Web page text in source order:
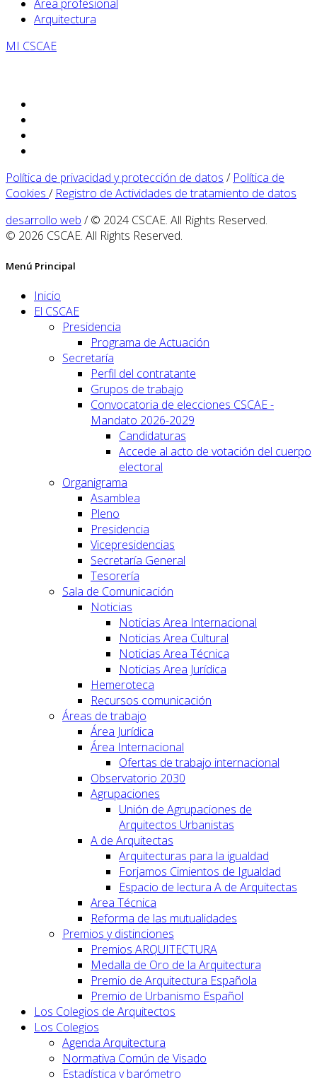
Área profesional
Arquitectura
MI CSCAE
Política de privacidad y protección de datos / Política de
Cookies / Registro de Actividades de tratamiento de datos
desarrollo web / © 2024 CSCAE. All Rights Reserved.
© 2026 CSCAE. All Rights Reserved.
Menú Principal
Inicio
El CSCAE
Presidencia
Programa de Actuación
Secretaría
Perfil del contratante
Grupos de trabajo
Convocatoria de elecciones CSCAE -
Mandato 2026-2029
Candidaturas
Accede al acto de votación del cuerpo
electoral
Organigrama
Asamblea
Pleno
Presidencia
Vicepresidencias
Secretaría General
Tesorería
Sala de Comunicación
Noticias
Noticias Area Internacional
Noticias Area Cultural
Noticias Area Técnica
Noticias Area Jurídica
Hemeroteca
Recursos comunicación
Áreas de trabajo
Área Jurídica
Área Internacional
Ofertas de trabajo internacional
Observatorio 2030
Agrupaciones
Unión de Agrupaciones de
Arquitectos Urbanistas
A de Arquitectas
Arquitecturas para la igualdad
Forjamos Cimientos de Igualdad
Espacio de lectura A de Arquitectas
Area Técnica
Reforma de las mutualidades
Premios y distinciones
Premios ARQUITECTURA
Medalla de Oro de la Arquitectura
Premio de Arquitectura Española
Premio de Urbanismo Español
Los Colegios de Arquitectos
Los Colegios
Agenda Arquitectura
Normativa Común de Visado
Estadística y barómetro